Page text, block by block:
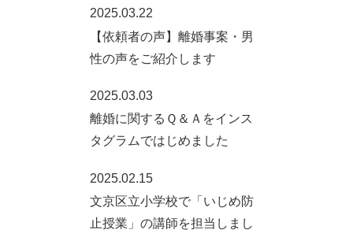
2025.03.22
【依頼者の声】離婚事案・男
性の声をご紹介します
2025.03.03
離婚に関するＱ＆Ａをインス
タグラムではじめました
2025.02.15
文京区立小学校で「いじめ防
止授業」の講師を担当しまし